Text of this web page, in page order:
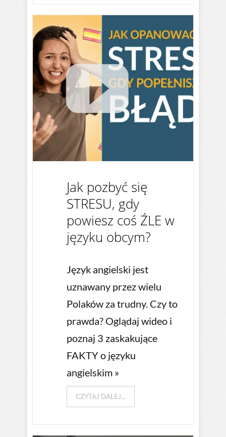
Jak pozbyć się
STRESU, gdy
powiesz coś ŹLE w
języku obcym?
Język angielski jest
uznawany przez wielu
Polaków za trudny. Czy to
prawda? Oglądaj wideo i
poznaj 3 zaskakujące
FAKTY o języku
angielskim »
CZYTAJ DALEJ...